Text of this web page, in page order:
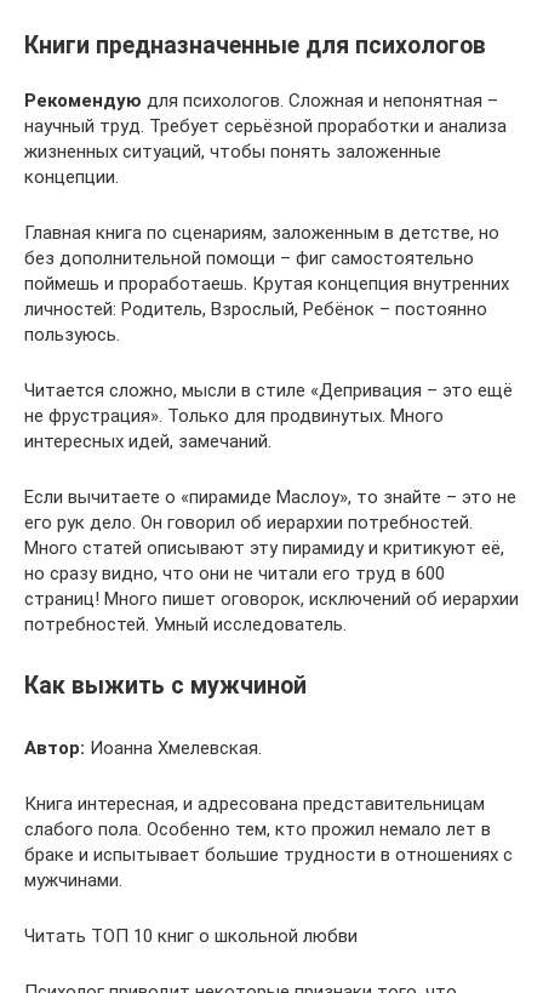
Книги предназначенные для психологов
Рекомендую для психологов. Сложная и непонятная –
научный труд. Требует серьёзной проработки и анализа
жизненных ситуаций, чтобы понять заложенные
концепции.
Главная книга по сценариям, заложенным в детстве, но
без дополнительной помощи – фиг самостоятельно
поймешь и проработаешь. Крутая концепция внутренних
личностей: Родитель, Взрослый, Ребёнок – постоянно
пользуюсь.
Читается сложно, мысли в стиле «Депривация – это ещё
не фрустрация». Только для продвинутых. Много
интересных идей, замечаний.
Если вычитаете о «пирамиде Маслоу», то знайте – это не
его рук дело. Он говорил об иерархии потребностей.
Много статей описывают эту пирамиду и критикуют её,
но сразу видно, что они не читали его труд в 600
страниц! Много пишет оговорок, исключений об иерархии
потребностей. Умный исследователь.
Как выжить с мужчиной
Автор: Иоанна Хмелевская.
Книга интересная, и адресована представительницам
слабого пола. Особенно тем, кто прожил немало лет в
браке и испытывает большие трудности в отношениях с
мужчинами.
Читать ТОП 10 книг о школьной любви